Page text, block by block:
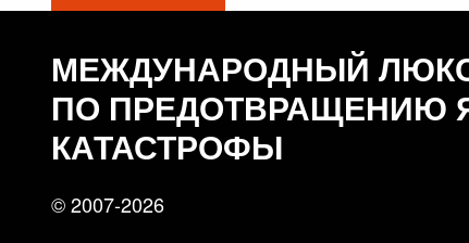
МЕЖДУНАРОДНЫЙ
ПО ПРЕДОТВРАЩЕНИЮ
КАТАСТРОФЫ
© 2007-2026